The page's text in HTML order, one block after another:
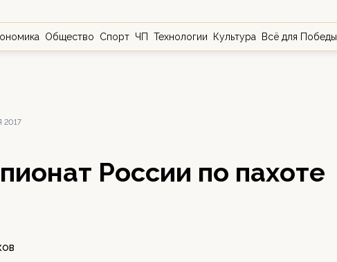
Общество Спорт ЧП Технологии Культура Всё для Победы
2017
России по пахоте